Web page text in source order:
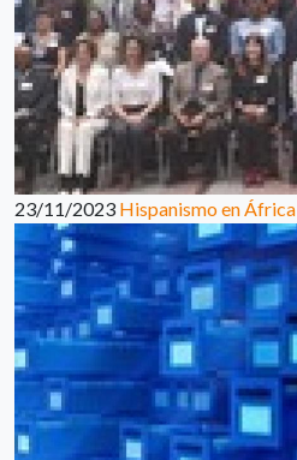
23/11/2023 Hispanismo en África